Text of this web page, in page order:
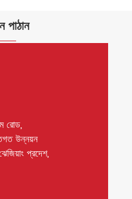
পাঠান
রোড,
উন্নয়ন
প্রদেশ,